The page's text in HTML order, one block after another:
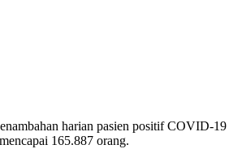
harian pasien positif COVID-
165.887 orang.